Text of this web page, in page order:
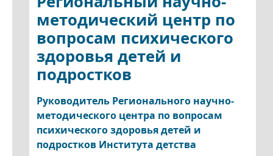
методический центр по
вопросам психического
здоровья детей и
подростков
Руководитель Регионального научно-
методического центра по вопросам
психического здоровья детей и
подростков Института детства